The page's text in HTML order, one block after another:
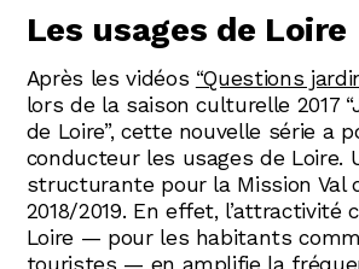
Les usages de Loire
Après les vidéos “Questions
lors de la saison culturelle 2017
de Loire”, cette nouvelle série a
conducteur les usages de Loire.
structurante pour la Mission Val
2018/2019. En effet, l’attractivité
Loire — pour les habitants